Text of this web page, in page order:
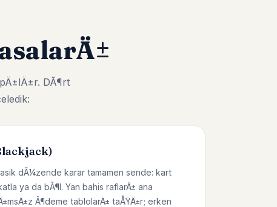
DÃ¶rt
dÃ¼zende karar tamamen sende: kart
ya da bÃ¶l. Yan bahis raflarÄ± ana
Ã¶deme tablolarÄ± taÅŸÄ±r; erken